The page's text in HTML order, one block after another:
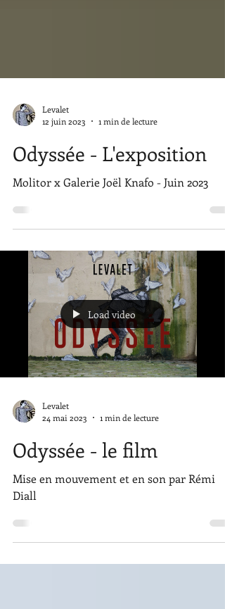
12 juin 2023
1 min de lecture
Odyssée - L'exposition
Molitor x Galerie Joël Knafo - Juin 2023
Load video
24 mai 2023
1 min de lecture
Odyssée - le film
Mise en mouvement et en son par Rémi
Diall